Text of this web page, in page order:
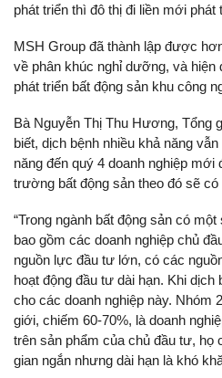
phát triển thì đô thị đi liền mới phát
MSH Group đã thành lập được
về phân khúc nghỉ dưỡng, và
phát triển bất động sản khu công
Bà Nguyễn Thị Thu Hương, Tổng
biết, dịch bệnh nhiều khả năng
năng đến quý 4 doanh nghiệp
trường bất động sản theo đó sẽ
“Trong ngành bất động sản có
bao gồm các doanh nghiệp chủ
nguồn lực đầu tư lớn, có các
hoạt động đầu tư dài hạn. Khi
cho các doanh nghiệp này. Nhóm
giới, chiếm 60-70%, là doanh
trên sản phẩm của chủ đầu tư,
gian ngắn nhưng dài hạn là khó